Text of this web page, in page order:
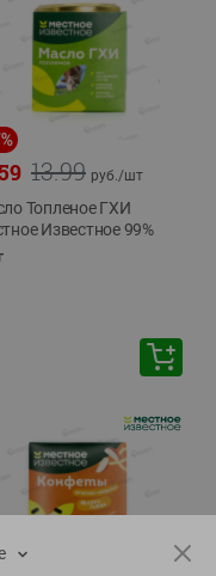
%
13.99 руб./шт
Топленое ГХИ
Известное 99%